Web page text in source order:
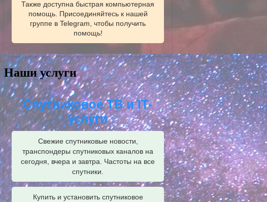
Также доступна быстрая компьютерная
помощь. Присоединяйтесь к нашей
группе в Telegram, чтобы получить
помощь!
Наши услуги
Спутниковое ТВ и IT-
услуги
Свежие спутниковые новости,
транспондеры спутниковых каналов на
сегодня, вчера и завтра. Частоты на все
спутники.
Купить и установить спутниковое